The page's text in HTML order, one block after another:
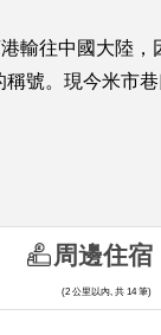
輸往中國大陸
號。現今米市
周邊住宿
(2 公里以內, 共 14 筆)